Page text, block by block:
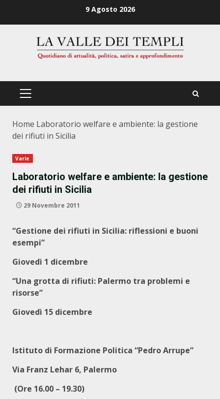
9 Agosto 2026
PRIMÄRES
Home Laboratorio welfare e ambiente: la gestione
dei rifiuti in Sicilia
Varie
Laboratorio welfare e ambiente: la gestione
dei rifiuti in Sicilia
29 Novembre 2011
“Gestione dei rifiuti in Sicilia: riflessioni e buoni
esempi”
Giovedì 1 dicembre
“Una grotta di rifiuti: Palermo tra problemi e
risorse”
Giovedì 15 dicembre
Istituto di Formazione Politica “Pedro Arrupe”
Via Franz Lehar 6, Palermo
(Ore 16.00 – 19.30)